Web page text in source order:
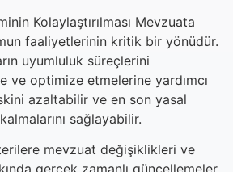
Kolaylaştırılması Mevzuata
faaliyetlerinin kritik bir yönüdür.
uyumluluk süreçlerini
ve optimize etmelerine yardımcı
azaltabilir ve en son yasal
sağlayabilir.
mevzuat değişiklikleri ve